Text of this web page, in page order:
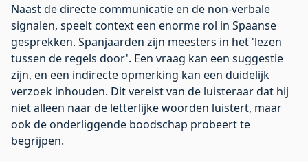
Naast de directe communicatie en de non-verbale
signalen, speelt context een enorme rol in Spaanse
gesprekken. Spanjaarden zijn meesters in het 'lezen
tussen de regels door'. Een vraag kan een suggestie
zijn, en een indirecte opmerking kan een duidelijk
verzoek inhouden. Dit vereist van de luisteraar dat hij
niet alleen naar de letterlijke woorden luistert, maar
ook de onderliggende boodschap probeert te
begrijpen.